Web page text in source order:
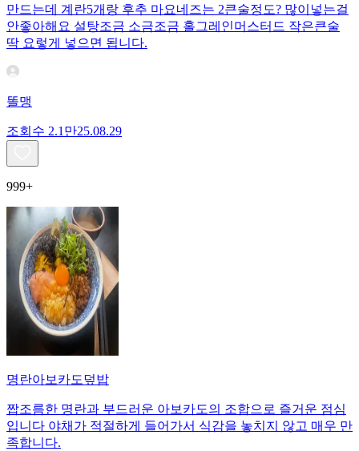
만드는데 계란5개랑 후추 마요네즈는 2큰술정도? 많이넣는걸
안좋아해요 설탕조금 소금조금 홀그레인머스터드 작은큰술
딱 요렇게 넣으면 됩니다.
똘맹
조회수 2.1만25.08.29
999+
명란아보카도덮밥
짭조름한 명란과 부드러운 아보카도의 조합으로 즐거운 점심
입니다 야채가 적절하게 들어가서 식감을 놓치지 않고 매우 만
족합니다.